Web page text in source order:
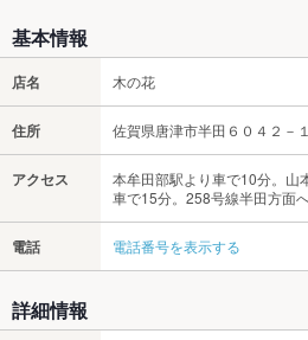
基本情報
店名 木の花
住所 佐賀県唐津市半田６０４２－１
アクセス
本牟田部駅より車で10分。山
車で15分。258号線半田方面
電話 電話番号を表示する
詳細情報